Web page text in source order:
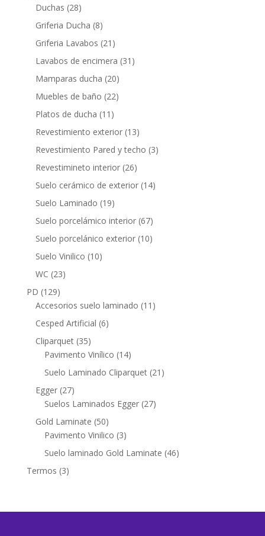
productos
Duchas 2828
productos
Griferia Ducha 88
productos
Griferia Lavabos 21 21
productos
Lavabos de encimera 31 31
Mamparas ducha 2020
productos
Muebles de baño 2222
Platos de ducha 11 11
productos
Revestimiento exterior 1313
productos
Revestimiento Pared y techo 33
Revestimineto interior 2626
productos
Suelo cerámico de exterior 1414
Suelo Laminado 1919
productos
Suelo porcelámico interior 6767
productos
Suelo porcelánico exterior 1010
Suelo Vinilico 1010
WC 2323
PD 129129
productos
Accesorios suelo laminado 11 11
Cesped Artificial 66
Cliparquet 3535
productos
Pavimento Vinílico 1414
productos
Suelo Laminado Cliparquet 21 21
Egger 2727
productos
Suelos Laminados Egger 2727
Gold Laminate 5050
productos
Pavimento Vinilico 33
productos
Suelo laminado Gold Laminate 4646
Termos 33